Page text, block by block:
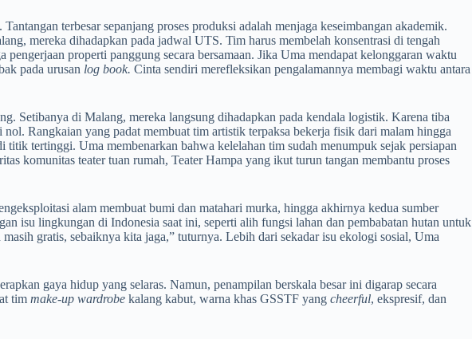
terbesar sepanjang proses produksi adalah menjaga keseimbangan akademik.
mereka dihadapkan pada jadwal UTS. Tim harus membelah konsentrasi di tengah
properti panggung secara bersamaan. Jika Uma mendapat kelonggaran waktu
pada urusan log book. Cinta sendiri merefleksikan pengalamannya membagi waktu antara
Setibanya di Malang, mereka langsung dihadapkan pada kendala logistik. Karena tiba
Rangkaian yang padat membuat tim artistik terpaksa bekerja fisik dari malam hingga
tertinggi. Uma membenarkan bahwa kelelahan tim sudah menumpuk sejak persiapan
komunitas teater tuan rumah, Teater Hampa yang ikut turun tangan membantu proses
alam membuat bumi dan matahari murka, hingga akhirnya kedua sumber
isu lingkungan di Indonesia saat ini, seperti alih fungsi lahan dan pembabatan hutan untuk
gratis, sebaiknya kita jaga,” tuturnya. Lebih dari sekadar isu ekologi sosial, Uma
gaya hidup yang selaras. Namun, penampilan berskala besar ini digarap secara
tim make-up wardrobe kalang kabut, warna khas GSSTF yang cheerful, ekspresif, dan